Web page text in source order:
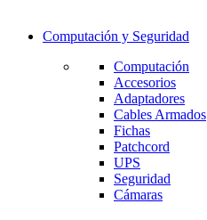
Computación y Seguridad
Computación
Accesorios
Adaptadores
Cables Armados
Fichas
Patchcord
UPS
Seguridad
Cámaras